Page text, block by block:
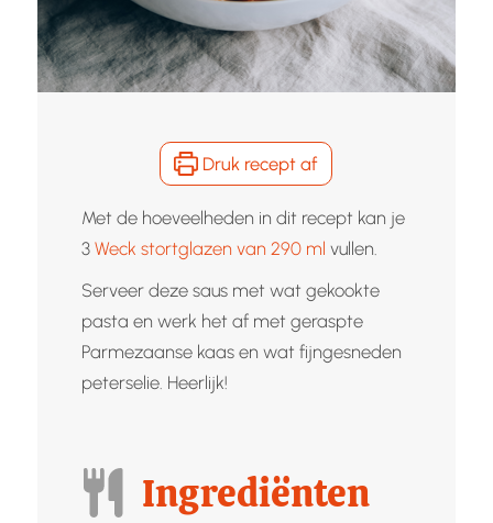
Druk recept af
Met de hoeveelheden in dit recept kan je
3 Weck stortglazen van 290 ml vullen.
Serveer deze saus met wat gekookte
pasta en werk het af met geraspte
Parmezaanse kaas en wat fijngesneden
peterselie. Heerlijk!
Ingrediënten